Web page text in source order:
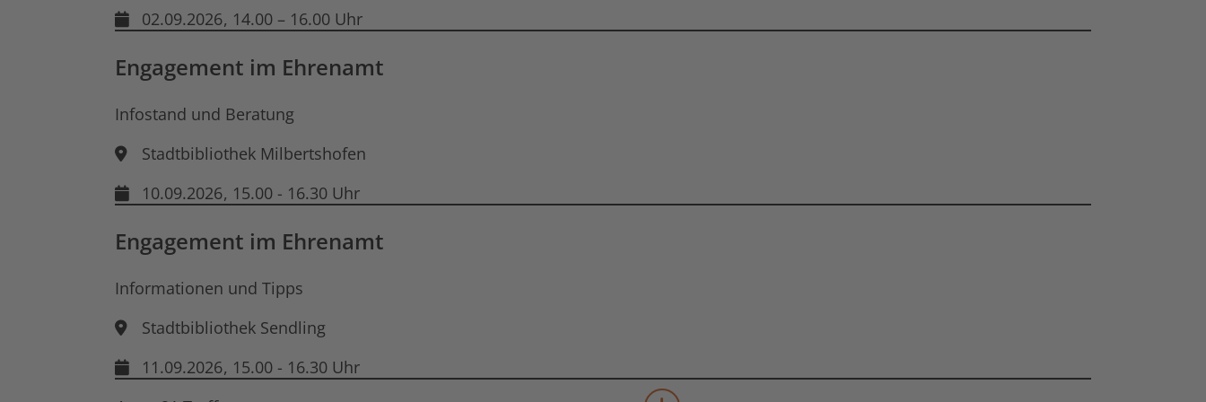
02.09.2026, 14.00 – 16.00 Uhr
Engagement im Ehrenamt
Infostand und Beratung
Stadtbibliothek Milbertshofen
10.09.2026, 15.00 - 16.30 Uhr
Engagement im Ehrenamt
Informationen und Tipps
Stadtbibliothek Sendling
11.09.2026, 15.00 - 16.30 Uhr